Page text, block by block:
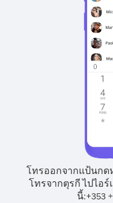
โทรออกจากแป้นกด
โทรจากตุรกี ไปไอ
นี้:+353+